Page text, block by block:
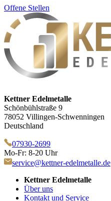
Offene Stellen
Kettner Edelmetalle
Schönbühlstraße 9
78052 Villingen-Schwenningen
Deutschland
07930-2699
Mo-Fr: 8-20 Uhr
service@kettner-edelmetalle.de
Kettner Edelmetalle
Über uns
Kontakt und Service